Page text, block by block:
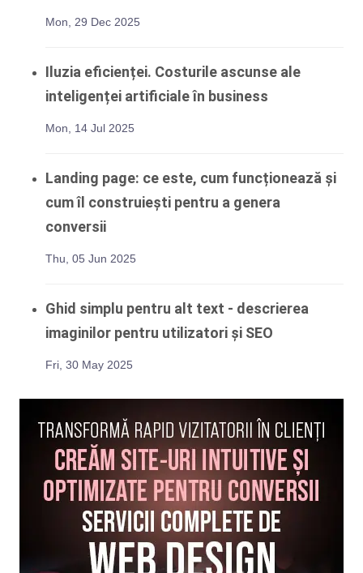
Mon, 29 Dec 2025
Iluzia eficienței. Costurile ascunse ale
inteligenței artificiale în business
Mon, 14 Jul 2025
Landing page: ce este, cum funcționează și
cum îl construiești pentru a genera
conversii
Thu, 05 Jun 2025
Ghid simplu pentru alt text - descrierea
imaginilor pentru utilizatori și SEO
Fri, 30 May 2025